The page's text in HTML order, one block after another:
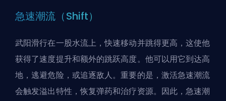
急速潮流（Shift）
武阳滑行在一股水流上，快速移动并跳得更高，这使他
获得了速度提升和额外的跳跃高度。他可以用它到达高
地，逃避危险，或追逐敌人。重要的是，激活急速潮流
会触发溢出特性，恢复弹药和治疗资源。因此，急速潮